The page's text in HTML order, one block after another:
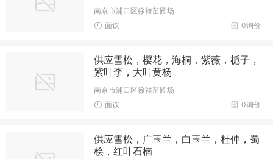
南京市浦口区徐祥苗圃场
0询价
面议
供应雪松，樱花，海桐，紫薇，栀子，
紫叶李，大叶黄杨
南京市浦口区徐祥苗圃场
0询价
面议
供应雪松，广玉兰，白玉兰，杜仲，蜀
桧，红叶石楠